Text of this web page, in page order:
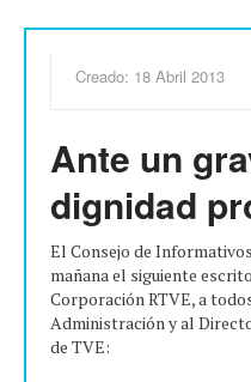
Creado: 18 Abril 2013
Ante un
dignidad
El Consejo de
mañana el siguiente
Corporación RTVE, a
Administración y al
de TVE: